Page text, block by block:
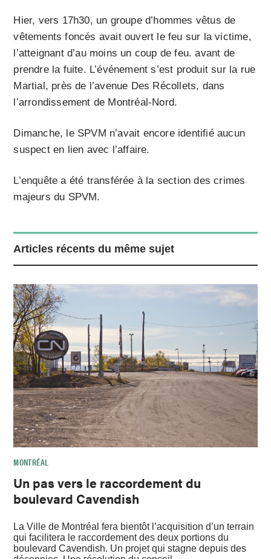
Hier, vers 17h30, un groupe d’hommes vêtus de
vêtements foncés avait ouvert le feu sur la victime,
l’atteignant d’au moins un coup de feu. avant de
prendre la fuite. L’événement s’est produit sur la rue
Martial, près de l’avenue Des Récollets, dans
l’arrondissement de Montréal-Nord.
Dimanche, le SPVM n’avait encore identifié aucun
suspect en lien avec l’affaire.
L’enquête a été transférée à la section des crimes
majeurs du SPVM.
Articles récents du même sujet
MONTRÉAL
Un pas vers le raccordement du
boulevard Cavendish
La Ville de Montréal fera bientôt l’acquisition d’un terrain
qui facilitera le raccordement des deux portions du
boulevard Cavendish. Un projet qui stagne depuis des